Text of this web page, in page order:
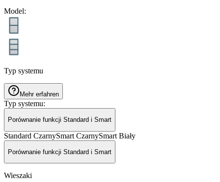
Model:
Typ systemu
Mehr erfahren
Typ systemu:
Porównanie funkcji Standard i Smart
Standard CzarnySmart CzarnySmart Biały
Porównanie funkcji Standard i Smart
Wieszaki